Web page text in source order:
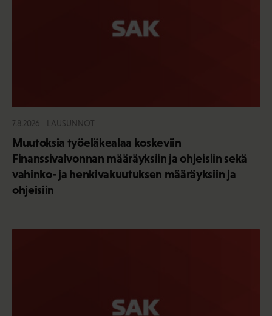
7.8.2026 LAUSUNNOT
Muutoksia työeläkealaa koskeviin
Finanssivalvonnan määräyksiin ja ohjeisiin sekä
vahinko- ja henkivakuutuksen määräyksiin ja
ohjeisiin